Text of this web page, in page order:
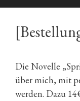
Die Novelle
über mich, mit
werden. Dazu